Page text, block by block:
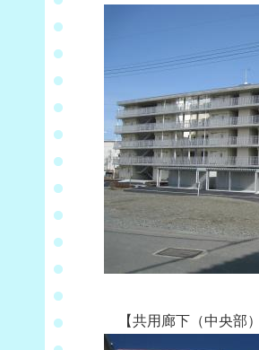
【共用廊下（中央部）